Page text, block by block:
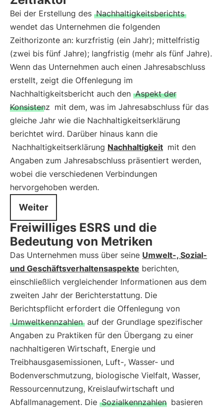
Bei der Erstellung des Nachhaltigkeitsberichts
wendet das Unternehmen die folgenden
Zeithorizonte an: kurzfristig (ein Jahr); mittelfristig
(zwei bis fünf Jahre); langfristig (mehr als fünf Jahre).
Wenn das Unternehmen auch einen Jahresabschluss
erstellt, zeigt die Offenlegung im
Nachhaltigkeitsbericht auch den Aspekt der
Konsistenz mit dem, was im Jahresabschluss für das
gleiche Jahr wie die Nachhaltigkeitserklärung
berichtet wird. Darüber hinaus kann die
Nachhaltigkeitserklärung Nachhaltigkeit mit den
Angaben zum Jahresabschluss präsentiert werden,
wobei die verschiedenen Verbindungen
hervorgehoben werden.
Weiter
Freiwilliges ESRS und die
Bedeutung von Metriken
Das Unternehmen muss über seine Umwelt-, Sozial-
und Geschäftsverhaltensaspekte berichten,
einschließlich vergleichender Informationen aus dem
zweiten Jahr der Berichterstattung. Die
Berichtspflicht erfordert die Offenlegung von
Umweltkennzahlen auf der Grundlage spezifischer
Angaben zu Praktiken für den Übergang zu einer
nachhaltigeren Wirtschaft, Energie und
Treibhausgasemissionen, Luft-, Wasser- und
Bodenverschmutzung, biologische Vielfalt, Wasser,
Ressourcennutzung, Kreislaufwirtschaft und
Abfallmanagement. Die Sozialkennzahlen basieren